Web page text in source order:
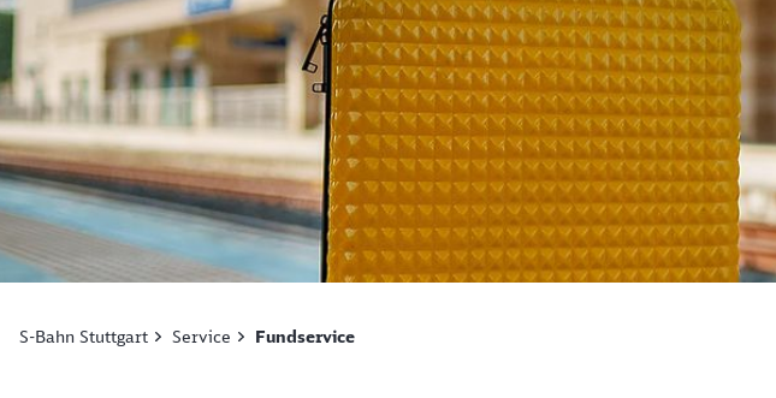
S-Bahn Stuttgart Service Fundservice